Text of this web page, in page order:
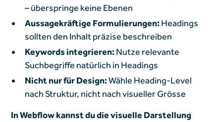
– überspringe keine Ebenen
Aussagekräftige Formulierungen: Headings
sollten den Inhalt präzise beschreiben
Keywords integrieren: Nutze relevante
Suchbegriffe natürlich in Headings
Nicht nur für Design:Wähle Heading-Level
nach Struktur, nicht nach visueller Grösse
In Webflow kannst du die visuelle Darstellung